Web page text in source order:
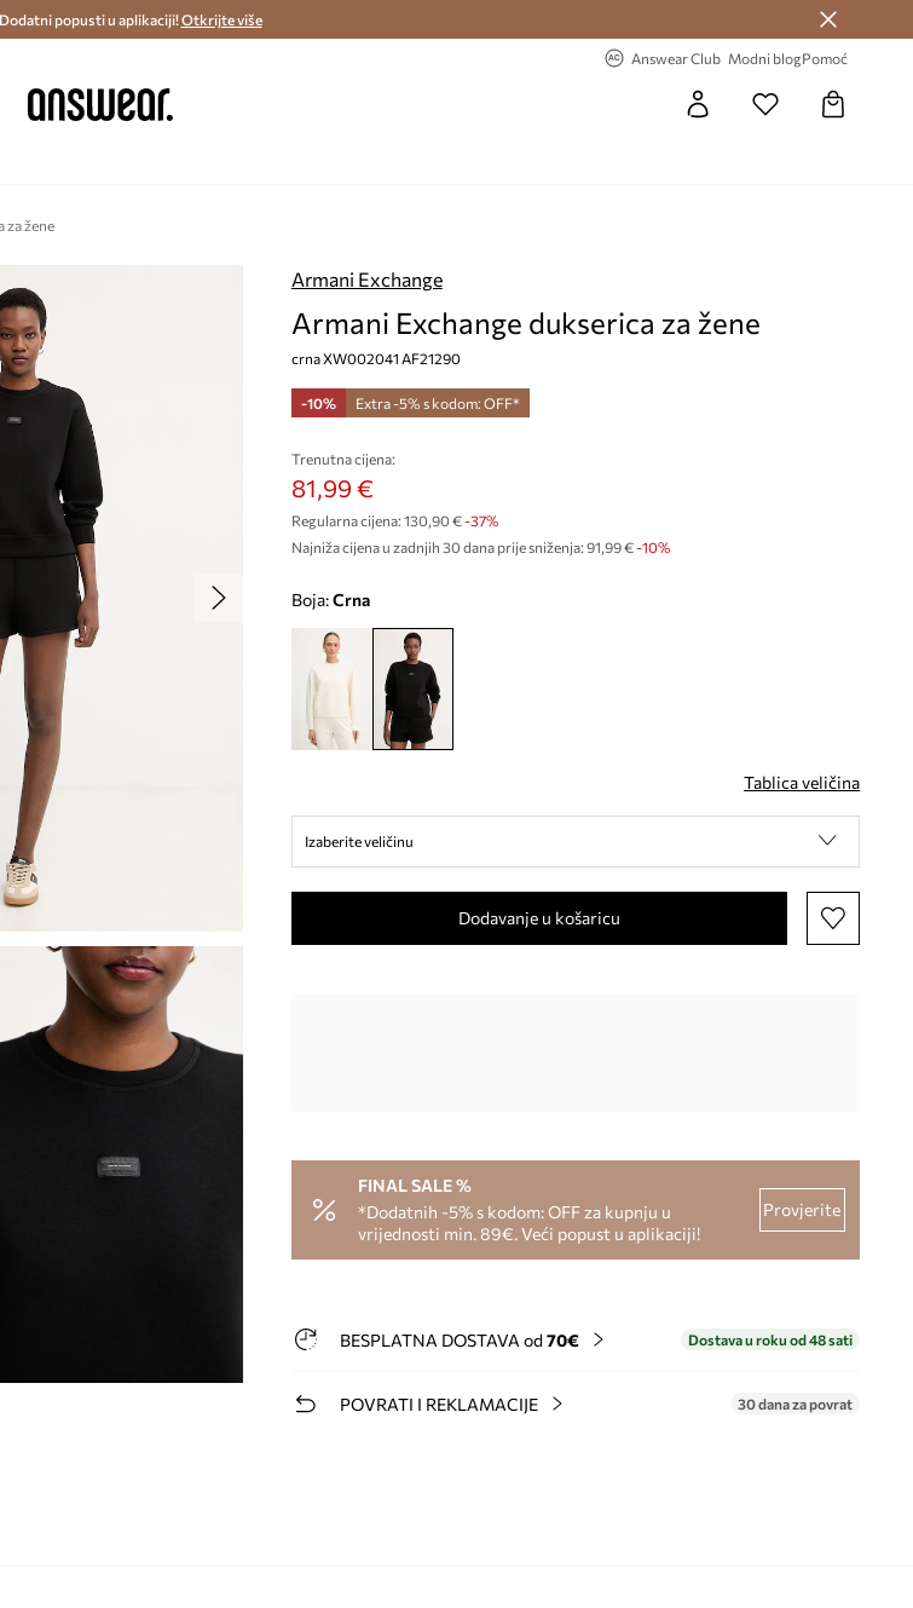
Dostava u roku 48 sati >
popusti u aplikaciji!Otkrijte više
Answear Club Modni blogPomoć
za žene
Armani Exchange
Armani Exchange dukserica za žene
crna XW002041 AF21290
-10% Extra -5% s kodom: OFF*
Trenutna cijena:
81,99 €
Regularna cijena: 130,90 €-37%
Najniža cijena u zadnjih 30 dana prije sniženja: 91,99 € -10%
Boja: crna
Tablica veličina
Izaberite veličinu
Dodavanje u košaricu
FINAL SALE %
*Dodatnih -5% s kodom: OFF za kupnju u
vrijednosti min. 89€. Veći popust u aplikaciji!
Provjerite
BESPLATNA DOSTAVA od 70€ Dostava u roku od 48 sati
POVRATI I REKLAMACIJE 30 dana za povrat